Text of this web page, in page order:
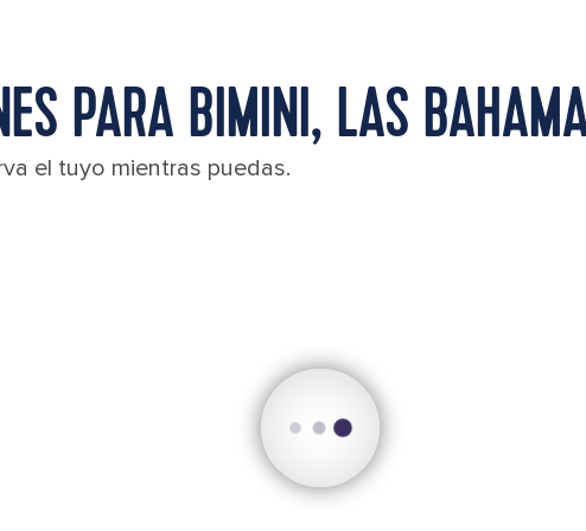
PARA BIMINI, LAS
el tuyo mientras puedas.